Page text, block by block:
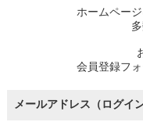
ホームペー
会員登録フ
メールアドレス（ログイン